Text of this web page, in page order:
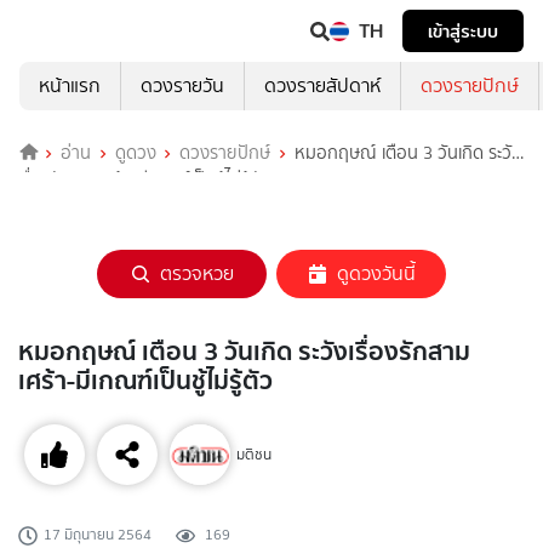
TH
เข้าสู่ระบบ
หน้าแรก
ดวงรายวัน ดวงรายสัปดาห์ ดวงรายปักษ์
อ่าน ดูดวง ดวงรายปักษ์
หมอกฤษณ์ เตือน 3 วันเกิด ระวัง
เรื่องรักสามเศร้า-มีเกณฑ์เป็นชู้ไม่รู้ตัว
ตรวจหวย ดูดวงวันนี้
หมอกฤษณ์ เตือน 3 วันเกิด ระวังเรื่องรักสาม
เศร้า-มีเกณฑ์เป็นชู้ไม่รู้ตัว
มติชน
17 มิถุนายน 2564 169